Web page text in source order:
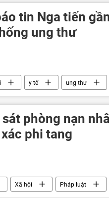
tin Nga tiến
ung thư
y tế ung thư
luật lao động người lao
phòng nạn
phi tang
Xã hội Pháp luật